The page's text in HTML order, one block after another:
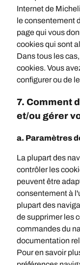
Internet de
le consentement
page qui vous
cookies qui sont
Dans tous les
cookies. Vous
configurer ou de
7. Comment
et/ou gérer
a. Paramètres
La plupart des
contrôler les
peuvent être
consentement à
plupart des
de supprimer les
commandes du
documentation
Pour en savoir